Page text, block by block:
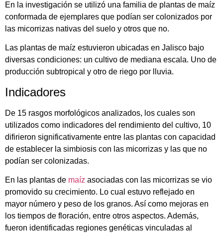
En la investigación se utilizó una familia de plantas de maíz
conformada de ejemplares que podían ser colonizados por
las micorrizas nativas del suelo y otros que no.
Las plantas de maíz estuvieron ubicadas en Jalisco bajo
diversas condiciones: un cultivo de mediana escala. Uno de
producción subtropical y otro de riego por lluvia.
Indicadores
De 15 rasgos morfológicos analizados, los cuales son
utilizados como indicadores del rendimiento del cultivo, 10
difirieron significativamente entre las plantas con capacidad
de establecer la simbiosis con las micorrizas y las que no
podían ser colonizadas.
En las plantas de maíz asociadas con las micorrizas se vio
promovido su crecimiento. Lo cual estuvo reflejado en
mayor número y peso de los granos. Así como mejoras en
los tiempos de floración, entre otros aspectos. Además,
fueron identificadas regiones genéticas vinculadas al